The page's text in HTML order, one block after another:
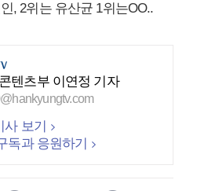
, 2위는 유산균 1위는OO..
텐츠부 이연정 기자
보기
독과 응원하기